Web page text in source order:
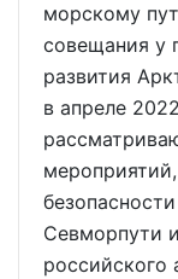
морскому
совещания у
развития
в апреле
Севморпути
российского